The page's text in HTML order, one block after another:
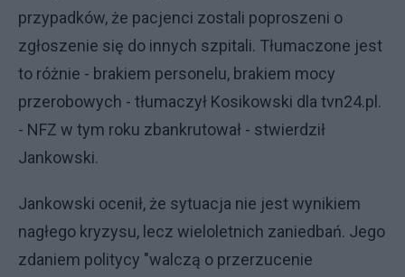
przypadków, że pacjenci zostali poproszeni o
zgłoszenie się do innych szpitali. Tłumaczone jest
to różnie - brakiem personelu, brakiem mocy
przerobowych - tłumaczył Kosikowski dla tvn24.pl.
- NFZ w tym roku zbankrutował - stwierdził
Jankowski.
Jankowski ocenił, że sytuacja nie jest wynikiem
nagłego kryzysu, lecz wieloletnich zaniedbań. Jego
zdaniem politycy "walczą o przerzucenie